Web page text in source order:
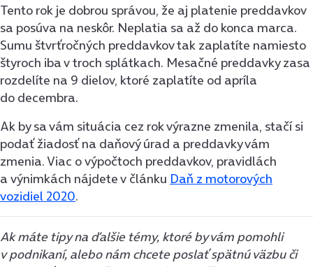
Tento rok je dobrou správou, že aj platenie preddavkov
sa posúva na neskôr. Neplatia sa až do konca marca.
Sumu štvrťročných preddavkov tak zaplatíte namiesto
štyroch iba v troch splátkach. Mesačné preddavky zasa
rozdelíte na 9 dielov, ktoré zaplatíte od apríla
do decembra.
Ak by sa vám situácia cez rok výrazne zmenila, stačí si
podať žiadosť na daňový úrad a preddavky vám
zmenia. Viac o výpočtoch preddavkov, pravidlách
a výnimkách nájdete v článku Daň z motorových
vozidiel 2020.
Ak máte tipy na ďalšie témy, ktoré by vám pomohli
v podnikaní, alebo nám chcete poslať spätnú väzbu či